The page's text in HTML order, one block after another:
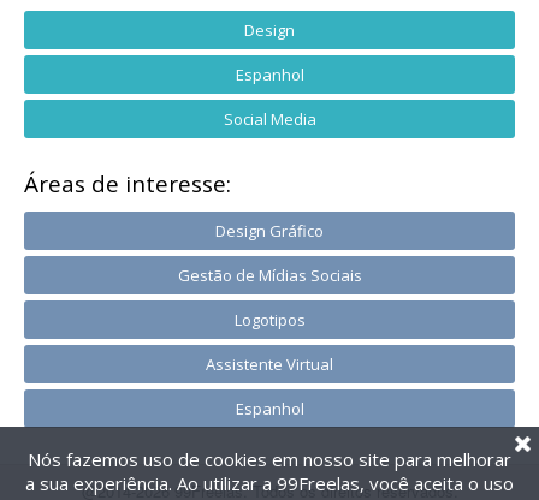
Design
Espanhol
Social Media
Áreas de interesse:
Design Gráfico
Gestão de Mídias Sociais
Logotipos
Assistente Virtual
Espanhol
@2014-2026 99Freelas. Todos os direitos reservados.
Nós fazemos uso de cookies em nosso site para melhorar
a sua experiência. Ao utilizar a 99Freelas, você aceita o uso